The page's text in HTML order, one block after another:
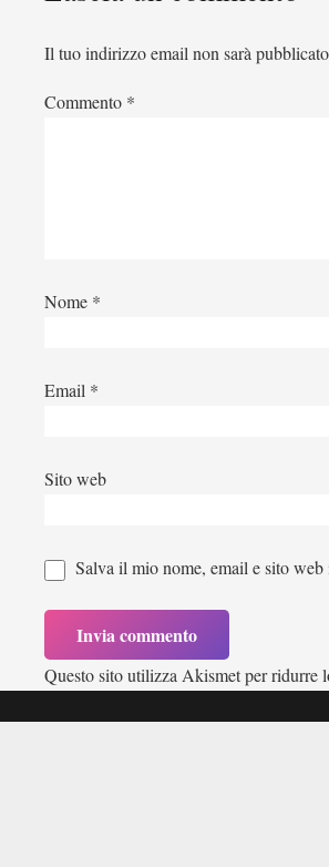
Il tuo indirizzo email non sarà
Commento *
Nome *
Email *
Sito web
Salva il mio nome, email e sito
Questo sito utilizza Akismet per ridurre